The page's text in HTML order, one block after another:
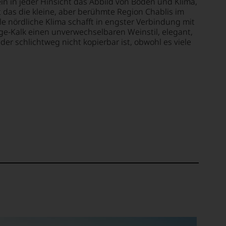
die kleine, aber berühmte Region Chablis im
nördliche Klima schafft in engster Verbindung mit
Kalk einen unverwechselbaren Weinstil, elegant,
schlichtweg nicht kopierbar ist, obwohl es viele